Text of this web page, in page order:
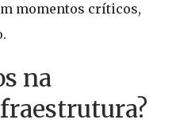
momentos críticos,
na